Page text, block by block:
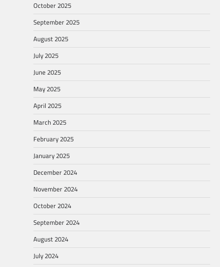
October 2025
September 2025
August 2025
July 2025
June 2025
May 2025
April 2025
March 2025
February 2025
January 2025
December 2024
November 2024
October 2024
September 2024
August 2024
July 2024